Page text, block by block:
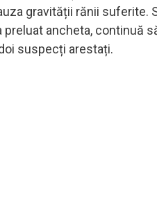
gravității rănii suferite.
preluat ancheta, continuă
suspecți arestați.